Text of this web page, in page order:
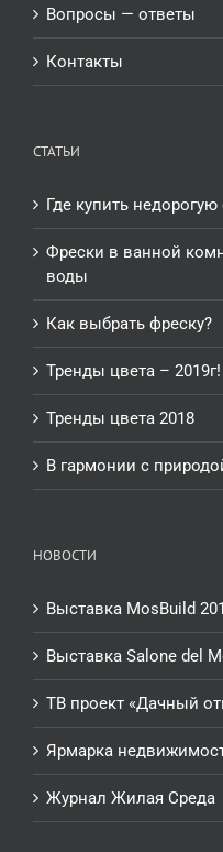
Вопросы — ответы
Контакты
СТАТЬИ
Где купить недорогую
Фрески в ванной
воды
Как выбрать фреску?
Тренды цвета – 2019г!
Тренды цвета 2018
В гармонии с
НОВОСТИ
Выставка MosBuild
Выставка Salone del
ТВ проект «Дачный
Ярмарка
Журнал Жилая Среда